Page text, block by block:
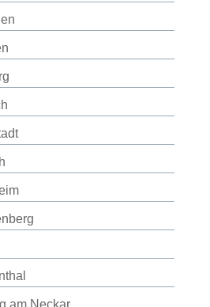
am Neckar